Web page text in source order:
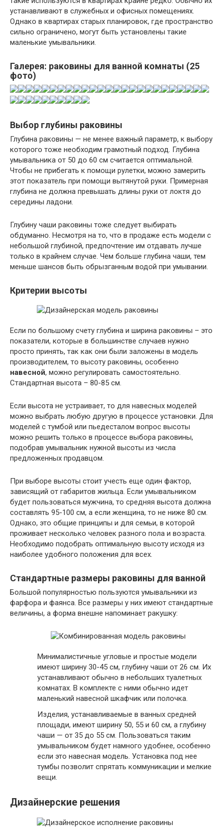
устанавливают в служебных и офисных помещениях.
Однако в квартирах старых планировок, где пространство
сильно ограничено, могут быть установлены такие
маленькие умывальники.
Галерея: раковины для ванной комнаты (25
фото)
Выбор глубины раковины
Глубина раковины — не менее важный параметр, к выбору
которого тоже необходим грамотный подход. Глубина
умывальника от 50 до 60 см считается оптимальной.
Чтобы не прибегать к помощи рулетки, можно замерить
этот показатель при помощи вытянутой руки. Примерная
глубина не должна превышать длины руки от локтя до
середины ладони.
Глубину чаши раковины тоже следует выбирать
обдуманно. Несмотря на то, что в продаже есть модели с
небольшой глубиной, предпочтение им отдавать лучше
только в крайнем случае. Чем больше глубина чаши, тем
меньше шансов быть обрызганным водой при умывании.
Критерии высоты
Если по большому счету глубина и ширина раковины – это
показатели, которые в большинстве случаев нужно
просто принять, так как они были заложены в модель
производителем, то высоту раковины, особенно
навесной, можно регулировать самостоятельно.
Стандартная высота – 80-85 см.
Если высота не устраивает, то для навесных моделей
можно выбрать любую другую в процессе установки. Для
моделей с тумбой или пьедесталом вопрос высоты
можно решить только в процессе выбора раковины,
подобрав умывальник нужной высоты из числа
предложенных продавцом.
При выборе высоты стоит учесть еще один фактор,
зависящий от габаритов жильца. Если умывальником
будет пользоваться мужчина, то средняя высота должна
составлять 95-100 см, а если женщина, то не ниже 80 см.
Однако, это общие принципы и для семьи, в которой
проживает несколько человек разного пола и возраста.
Необходимо подобрать оптимальную высоту исходя из
наиболее удобного положения для всех.
Стандартные размеры раковины для ванной
Большой популярностью пользуются умывальники из
фарфора и фаянса. Все размеры у них имеют стандартные
величины, а форма внешне напоминает ракушку:
Минималистичные угловые и простые модели
имеют ширину 30-45 см, глубину чаши от 26 см. Их
устанавливают обычно в небольших туалетных
комнатах. В комплекте с ними обычно идет
маленький навесной шкафчик или полочка.
Изделия, устанавливаемые в ванных средней
площади, имеют ширину 50, 55 и 60 см, а глубину
чаши — от 35 до 55 см. Пользоваться таким
умывальником будет намного удобнее, особенно
если это навесная модель. Установка под нее
тумбы позволит спрятать коммуникации и мелкие
вещи.
Дизайнерские решения